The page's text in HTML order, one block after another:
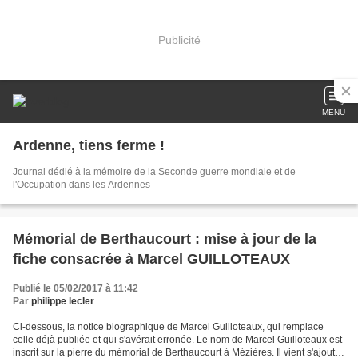
Publicité
MENU
Ardenne, tiens ferme !
Journal dédié à la mémoire de la Seconde guerre mondiale et de
l'Occupation dans les Ardennes
Mémorial de Berthaucourt : mise à jour de la
fiche consacrée à Marcel GUILLOTEAUX
Publié le 05/02/2017 à 11:42
Par philippe lecler
Ci-dessous, la notice biographique de Marcel Guilloteaux, qui remplace
celle déjà publiée et qui s'avérait erronée. Le nom de Marcel Guilloteaux est
inscrit sur la pierre du mémorial de Berthaucourt à Mézières. Il vient s'ajouter